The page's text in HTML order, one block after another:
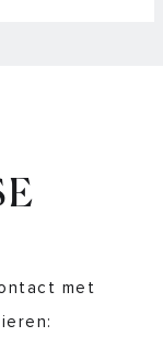
met de
met